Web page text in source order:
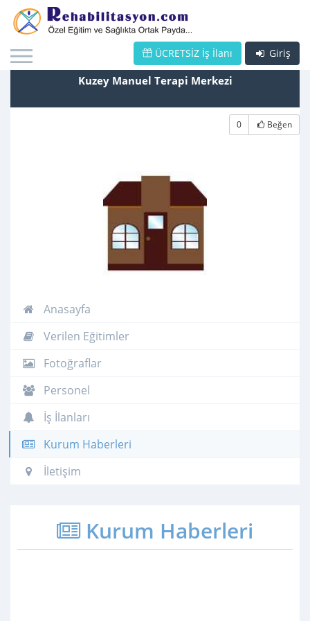
Giriş
ÜCRETSİZ İş İlanı
Kuzey Manuel Terapi Merkezi
0 Beğen
Anasayfa
Verilen Eğitimler
Fotoğraflar
Personel
İş İlanları
Kurum Haberleri
İletişim
Kurum Haberleri